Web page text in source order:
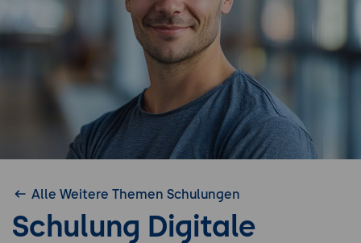
Alle Weitere Themen Schulungen
Schulung Digitale